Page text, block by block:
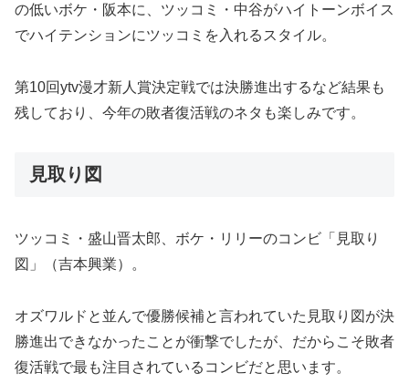
の低いボケ・阪本に、ツッコミ・中谷がハイトーンボイス
でハイテンションにツッコミを入れるスタイル。
第10回ytv漫才新人賞決定戦では決勝進出するなど結果も
残しており、今年の敗者復活戦のネタも楽しみです。
見取り図
ツッコミ・盛山晋太郎、ボケ・リリーのコンビ「見取り
図」（吉本興業）。
オズワルドと並んで優勝候補と言われていた見取り図が決
勝進出できなかったことが衝撃でしたが、だからこそ敗者
復活戦で最も注目されているコンビだと思います。